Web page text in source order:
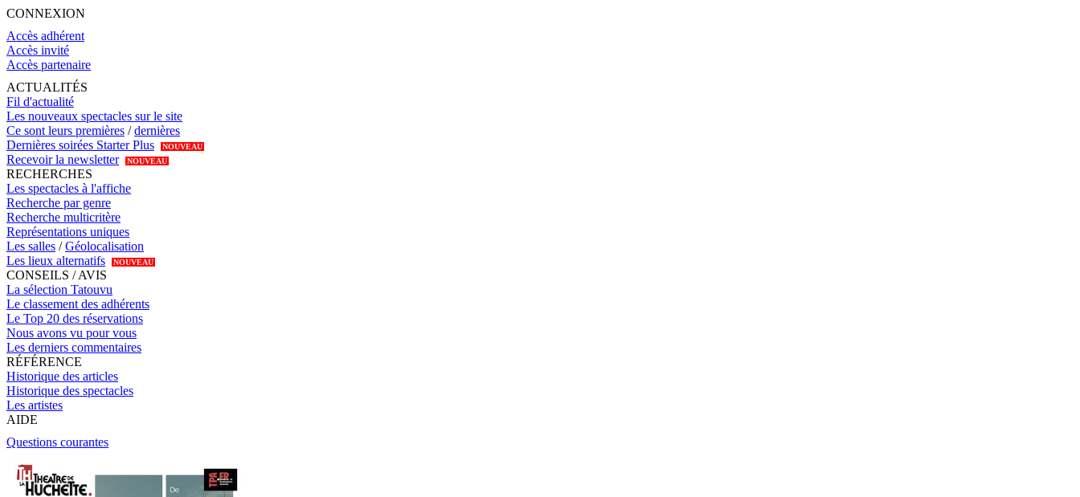
CONNEXION
Accès adhérent
Accès invité
Accès partenaire
ACTUALITÉS
Fil d'actualité
Les nouveaux spectacles sur le site
Ce sont leurs premières /dernières
Dernières soirées Starter Plus
NOUVEAU
Recevoir la newsletter NOUVEAU
RECHERCHES
Les spectacles à l'affiche
Recherche par genre
Recherche multicritère
Représentations uniques
Les salles /Géolocalisation
Les lieux alternatifs
NOUVEAU
CONSEILS / AVIS
La sélection Tatouvu
Le classement des adhérents
Le Top 20 des réservations
Nous avons vu pour vous
Les derniers commentaires
RÉFÉRENCE
Historique des articles
Historique des spectacles
Les artistes
AIDE
Questions courantes